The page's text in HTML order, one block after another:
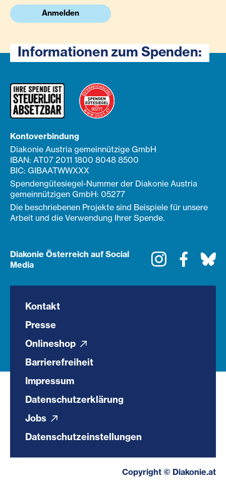
Anmelden
Informationen zum Spenden:
Kontoverbindung
Diakonie Austria gemeinnützige GmbH
IBAN: AT07 2011 1800 8048 8500
BIC: GIBAATWWXXX
Spendengütesiegel-Nummer der Diakonie Austria
gemeinnützigen GmbH: 05277
Die beschriebenen Projekte sind Beispiele für unsere
Arbeit und die Verwendung Ihrer Spende.
Diakonie Österreich auf Social
Media
Instagram
Kontakt
Presse
Onlineshop
Barrierefreiheit
Impressum
Datenschutzerklärung
Jobs
Datenschutzeinstellungen
Copyright © Diakonie.at